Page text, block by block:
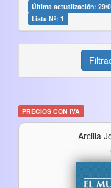
Última actualización: 29/
Lista Nº: 1
PRECIOS CON IVA
Arcilla